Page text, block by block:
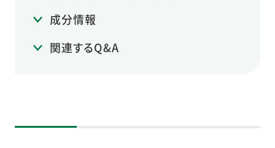
成分情報
関連するQ&A